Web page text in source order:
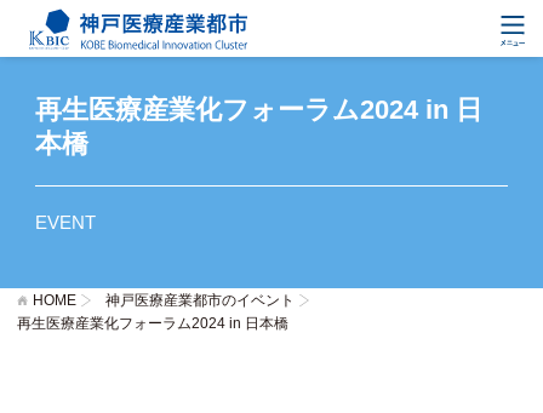
再生医療産業化フォーラム2024 in 日
本橋
EVENT
HOME
神戸医療産業都市のイベント
再生医療産業化フォーラム2024 in 日本橋